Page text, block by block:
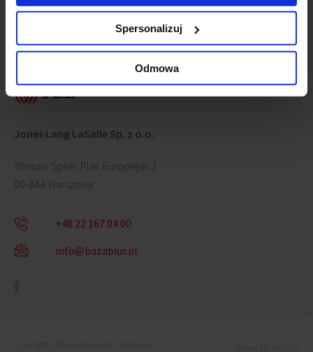
Spersonalizuj
Odmowa
Skontaktuj się z nami
Jones Lang LaSalle Sp. z o.o.
Warsaw Spire, Plac Europejski 1
00-844 Warszawa
+48 22 167 04 00
info@bazabiur.pl